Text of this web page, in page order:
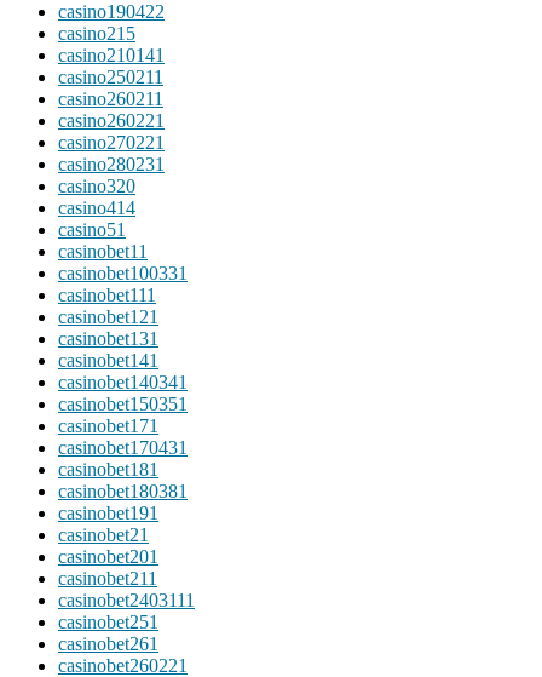
casino190422
casino215
casino210141
casino250211
casino260211
casino260221
casino270221
casino280231
casino320
casino414
casino51
casinobet11
casinobet100331
casinobet111
casinobet121
casinobet131
casinobet141
casinobet140341
casinobet150351
casinobet171
casinobet170431
casinobet181
casinobet180381
casinobet191
casinobet21
casinobet201
casinobet211
casinobet2403111
casinobet251
casinobet261
casinobet260221